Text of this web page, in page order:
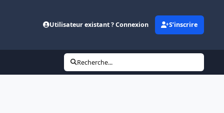
Utilisateur existant ? Connexion S’inscrire
Recherche...